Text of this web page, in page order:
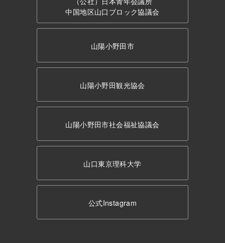
中国地区山口ブロック協議会
山陽小野田市
山陽小野田観光協会
山陽小野田市社会福祉協議会
山口東京理科大学
公式Instagram